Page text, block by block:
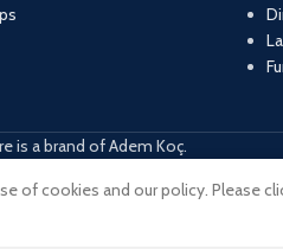
is a brand of Adem Koç.
of cookies and our policy. Please